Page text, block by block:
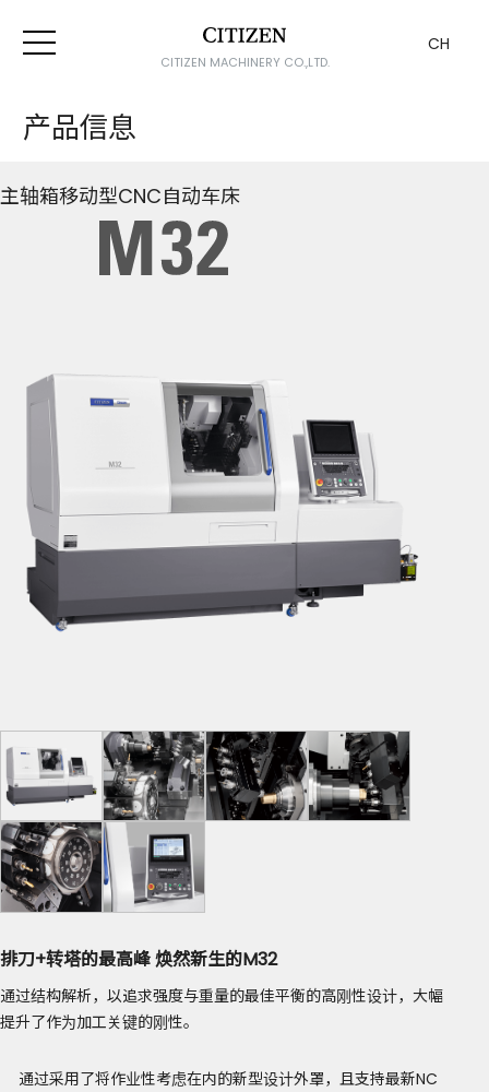
CITIZEN MACHINERY CO.,LTD.
CH
产品信息
主轴箱移动型CNC自动车床
排刀+转塔的最高峰 焕然新生的M32
通过结构解析，以追求强度与重量的最佳平衡的高刚性设计，大幅
提升了作为加工关键的刚性。
通过采用了将作业性考虑在内的新型设计外罩，且支持最新NC